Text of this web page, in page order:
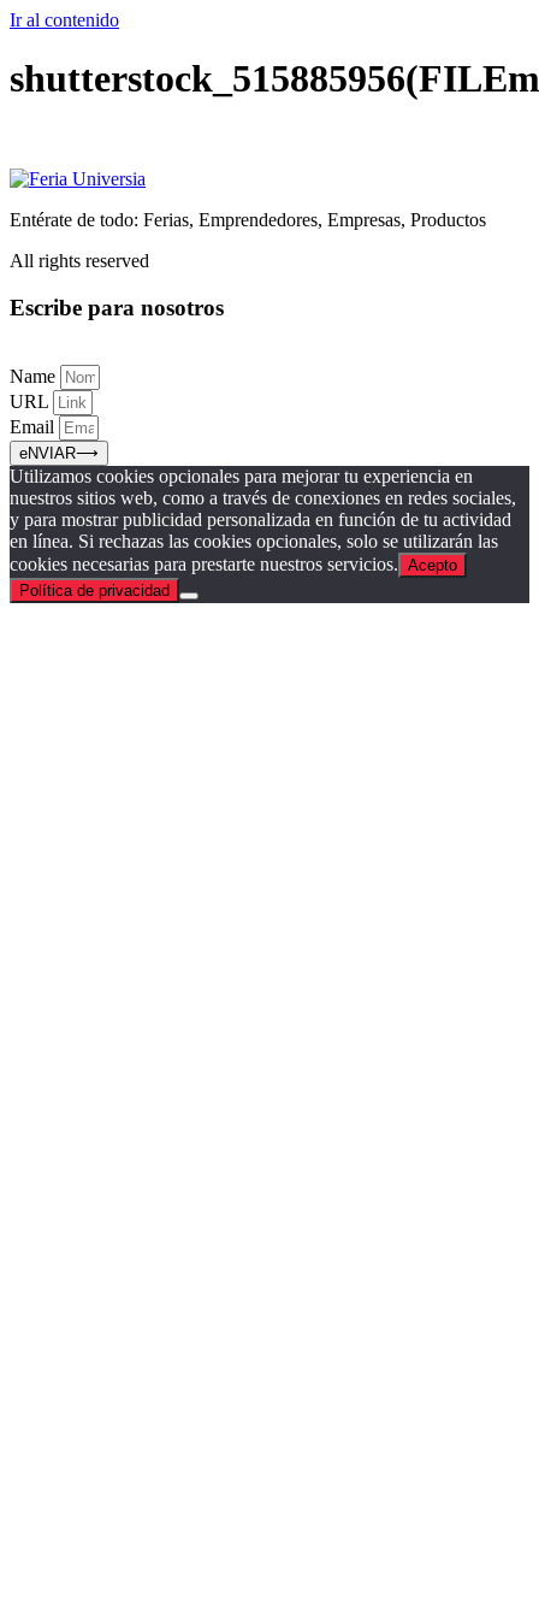
Ir al contenido
Entérate de todo: Ferias, Emprendedores, Empresas, Productos
All rights reserved
Escribe para nosotros
Name
URL
Email
eNVIAR⟶
Utilizamos cookies opcionales para mejorar tu experiencia en
nuestros sitios web, como a través de conexiones en redes sociales,
y para mostrar publicidad personalizada en función de tu actividad
en línea. Si rechazas las cookies opcionales, solo se utilizarán las
cookies necesarias para prestarte nuestros servicios. Acepto
Política de privacidad